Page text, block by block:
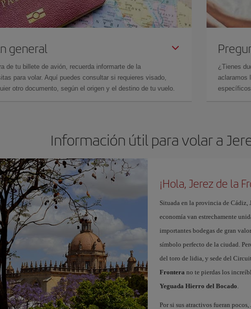
general
de tu billete de avión, recuerda informarte de la
para volar. Aquí puedes consultar si requieres visado,
otro documento, según el origen y el destino de tu vuelo.
¿Tienes
aclaramos
Información útil para volar a
¡Hola, Jerez de la
Situada en la provincia de Cádiz,
economía van estrechamente
importantes bodegas de gran
símbolo perfecto de la ciudad.
del toro de lidia, y sede del
Frontera no te pierdas los
Yeguada Hierro del Bocado.
Por si sus atractivos fueran